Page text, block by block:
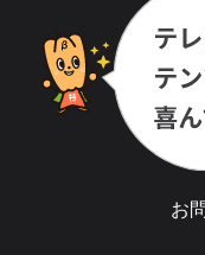
お